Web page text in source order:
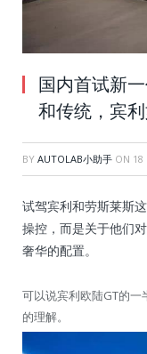
国内首试新
和传统，宾
BY AUTOLAB小助手 ON 18
试驾宾利和劳斯莱斯
操控，而是关于他们
奢华的配置。
可以说宾利欧陆GT的一
的理解。